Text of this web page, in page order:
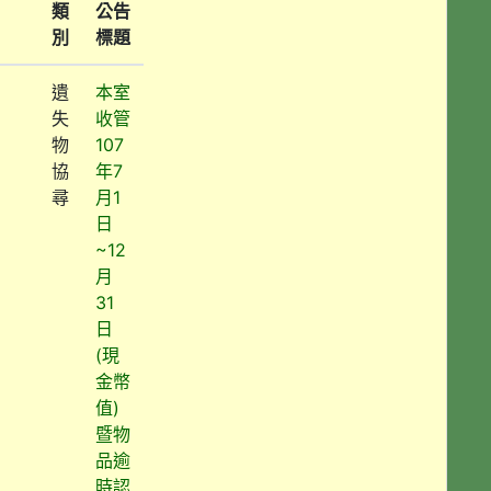
類
別
公告
標題
遺
失
物
協
尋
本室
收管
107
年7
月1
日
~12
月
31
日
(現
金幣
值)
暨物
品逾